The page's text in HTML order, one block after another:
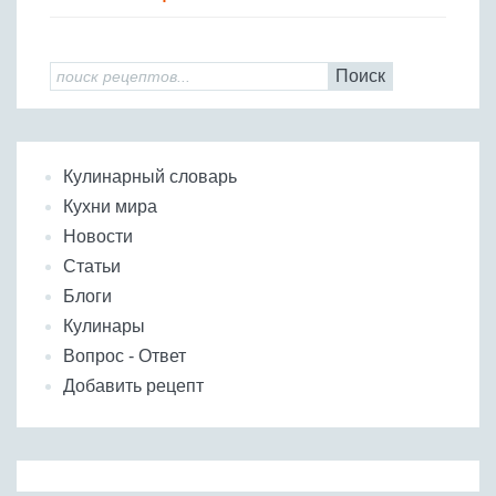
Поиск
Кулинарный словарь
Кухни мира
Новости
Статьи
Блоги
Кулинары
Вопрос - Ответ
Добавить рецепт